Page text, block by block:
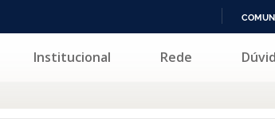
Ortenzi, Lia Nunes Gozzi
Institucional Rede